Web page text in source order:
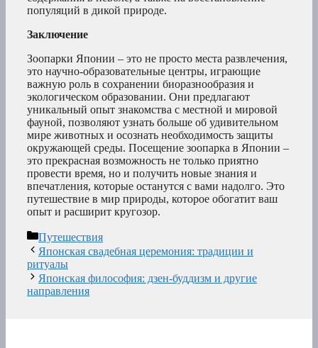
популяций в дикой природе.
Заключение
Зоопарки Японии – это не просто места развлечения,
это научно-образовательные центры, играющие
важную роль в сохранении биоразнообразия и
экологическом образовании. Они предлагают
уникальный опыт знакомства с местной и мировой
фауной, позволяют узнать больше об удивительном
мире животных и осознать необходимость защиты
окружающей среды. Посещение зоопарка в Японии –
это прекрасная возможность не только приятно
провести время, но и получить новые знания и
впечатления, которые останутся с вами надолго. Это
путешествие в мир природы, которое обогатит ваш
опыт и расширит кругозор.
Рубрики
Путешествия
Японская свадебная церемония: традиции и
ритуалы
Японская философия: дзен-буддизм и другие
направления